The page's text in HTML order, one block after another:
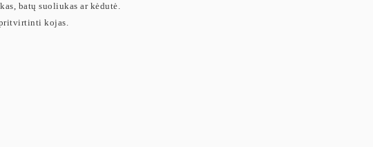
batų suoliukas ar kėdutė.
pritvirtinti kojas.